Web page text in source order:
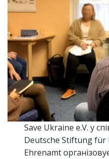
Save Ukraine e.V. у
Deutsche Stiftung für
Ehrenamt